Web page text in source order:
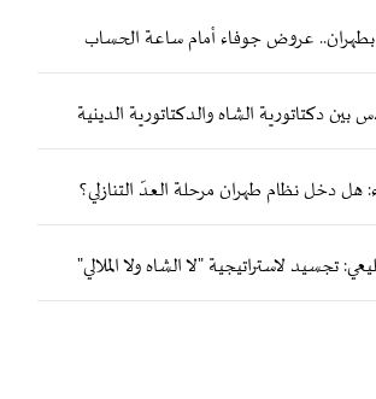
عروض جوفاء أمام ساعة الحساب
بين دكتاتورية الشاه والدكتاتورية الدينية
هل دخل نظام طهران مرحلة العدّ التنازلي؟
تجسيد لاستراتيجية "لا الشاه ولا الملالي"